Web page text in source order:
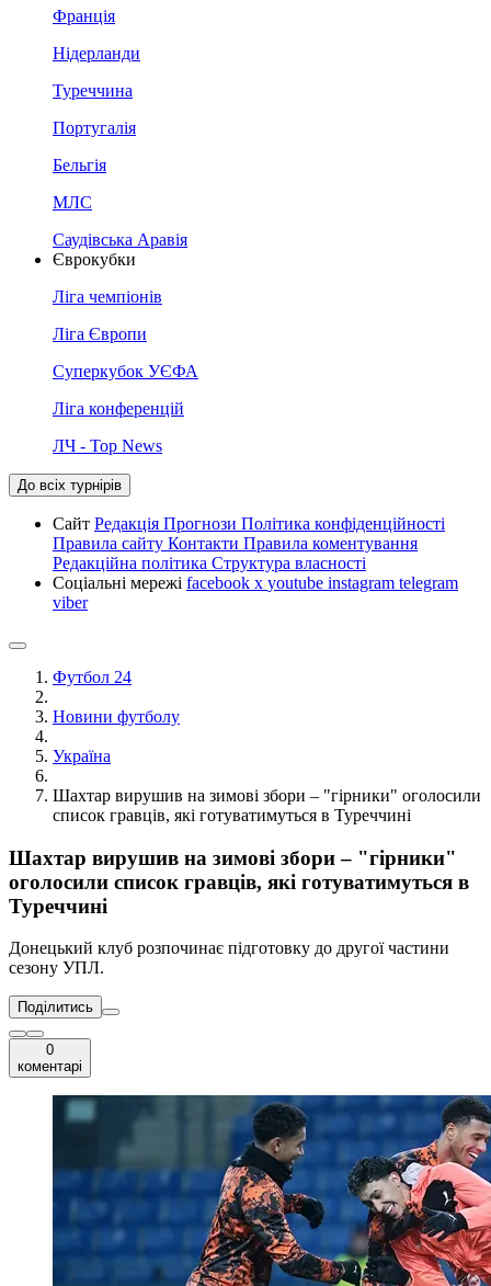
Франція
Нідерланди
Туреччина
Португалія
Бельгія
МЛС
Саудівська Аравія
Єврокубки
Ліга чемпіонів
Ліга Європи
Суперкубок УЄФА
Ліга конференцій
ЛЧ - Top News
До всіх турнірів
Сайт Редакція Прогнози Політика конфіденційності
Правила сайту Контакти Правила коментування
Редакційна політика Структура власності
Соціальні мережі facebook x youtube instagram telegram
viber
Футбол 24
Новини футболу
Україна
Шахтар вирушив на зимові збори – "гірники" оголосили
список гравців, які готуватимуться в Туреччині
Шахтар вирушив на зимові збори – "гірники"
оголосили список гравців, які готуватимуться в
Туреччині
Донецький клуб розпочинає підготовку до другої частини
сезону УПЛ.
Поділитись
0
коментарі